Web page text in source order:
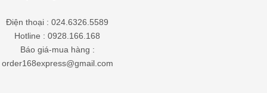
Điện thoại : 024.6326.5589
Hotline : 0928.166.168
Báo giá-mua hàng :
order168express@gmail.com